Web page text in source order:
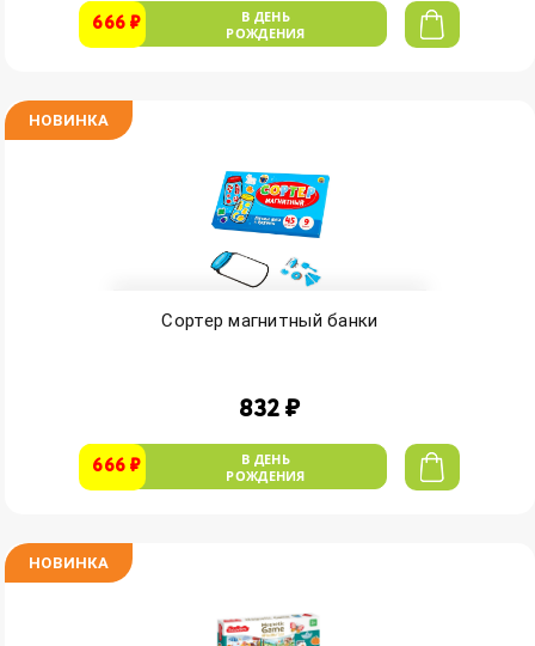
666 ₽
В ДЕНЬ
РОЖДЕНИЯ
НОВИНКА
Сортер магнитный банки
832 ₽
666 ₽
В ДЕНЬ
РОЖДЕНИЯ
НОВИНКА